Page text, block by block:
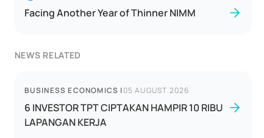
Facing Another Year of Thinner NIMM
NEWS RELATED
BUSINESS ECONOMICS |05 AUGUST 2026
6 INVESTOR TPT CIPTAKAN HAMPIR 10 RIBU
LAPANGAN KERJA